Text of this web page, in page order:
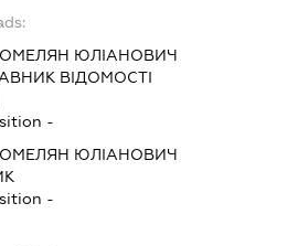
ЮЛІАНОВИЧ
ВІДОМОСТІ
-
ЮЛІАНОВИЧ
-